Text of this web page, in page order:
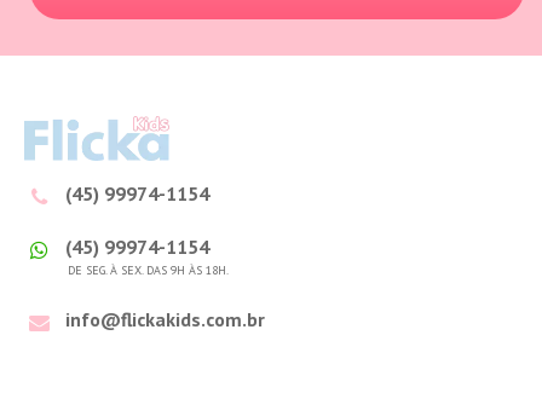
(45) 99974-1154
(45) 99974-1154
DE SEG. À SEX. DAS 9H ÀS 18H.
info@flickakids.com.br